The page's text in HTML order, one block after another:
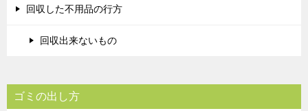
回収した不用品の行方
回収出来ないもの
ゴミの出し方